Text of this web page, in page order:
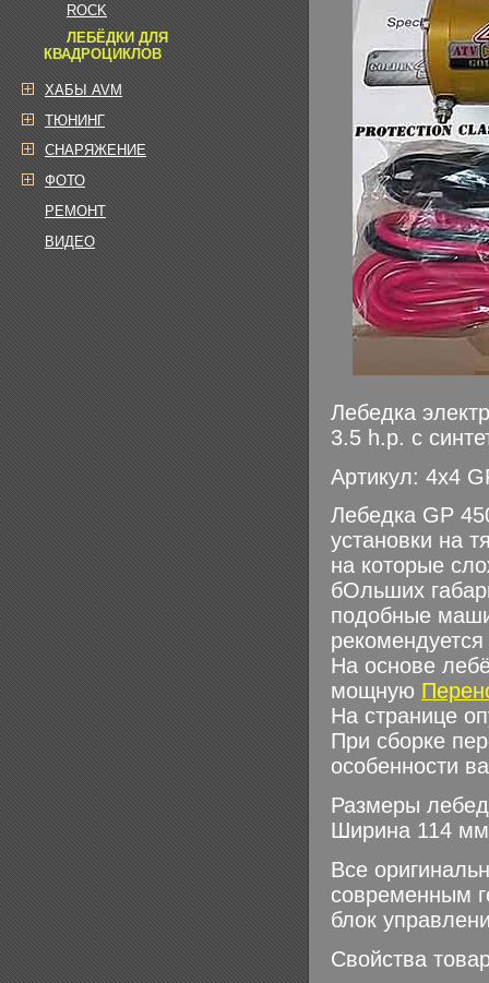
ROCK
ЛЕБЁДКИ ДЛЯ
КВАДРОЦИКЛОВ
ХАБЫ AVM
ТЮНИНГ
СНАРЯЖЕНИЕ
ФОТО
РЕМОНТ
ВИДЕО
Лебедка
3.5 h.p. с
Артикул: 4x4
Лебедка GP
установки на
на которые
бОльших
подобные
На основе
мощную
На странице
При сборке
особенности
Размеры
Ширина 114
Все
современным
блок
Свойства